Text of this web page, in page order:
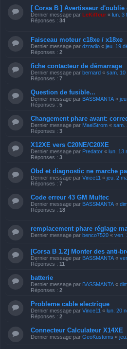
[ Corsa B ] Avertisseur d'oublie
Dernier message par LeKiffeur « lun. 3
Réponses : 34
Faisceau moteur c18xe / x18xe
Dernier message par dzradio « jeu. 19
Réponses : 2
fiche contacteur de démarrage
Dernier message par bernard « sam. 10
Réponses : 7
Question de fusible...
Dernier message par BASSMANTA «
Réponses : 5
Changement phare avant:
Dernier message par MaelStrom « sam.
Réponses : 3
X12XE vers C20NE/C20XE
Dernier message par Predator « lun. 13
Réponses : 3
Obd et diagnostic ne marche
Dernier message par Vince11 « jeu. 2
Réponses : 7
Code erreur 43 GM Multec
Dernier message par BASSMANTA «
Réponses : 18
remplacement phare réglage
Dernier message par benco7520 « ven.
[Corsa B 1.2] Monter des anti-
Dernier message par BASSMANTA «
Réponses : 11
batterie
Dernier message par BASSMANTA «
Réponses : 2
Probleme cable electrique
Dernier message par Vince11 « lun. 20
Réponses : 2
Connecteur Calculateur X14XE
Dernier message par GeoKustoms «